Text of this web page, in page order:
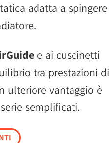
adatta a spingere
e ai cuscinetti
tra prestazioni di
ulteriore vantaggio è
semplificati.